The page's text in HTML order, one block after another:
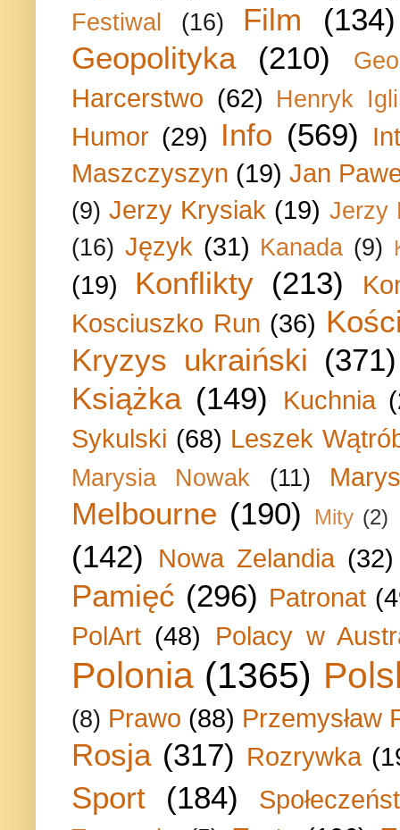
Festiwal (16) Film
(134)
Geopolityka
(210)
Harcerstwo (62) Henryk
Humor (29) Info (569)
Maszczyszyn (19) Jan
(9) Jerzy Krysiak (19) Jerzy
(16) Język (31) Kanada (9)
(19) Konflikty (213)
Kosciuszko Run (36)
Kryzys ukraiński (371)
Książka (149) Kuchnia
Sykulski (68) Leszek
Marysia Nowak (11)
Melbourne (190) Mity (2)
(142) Nowa Zelandia (32)
Pamięć (296) Patronat
PolArt (48) Polacy w
Polonia (1365)
(8) Prawo (88) Przemysław
Rosja (317) Rozrywka
Sport (184)